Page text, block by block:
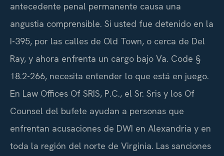
antecedente penal permanente causa una
angustia comprensible. Si usted fue detenido en la
I-395, por las calles de Old Town, o cerca de Del
Ray, y ahora enfrenta un cargo bajo Va. Code §
18.2-266, necesita entender lo que está en juego.
En Law Offices Of SRIS, P.C., el Sr. Sris y los Of
Counsel del bufete ayudan a personas que
enfrentan acusaciones de DWI en Alexandria y en
toda la región del norte de Virginia. Las sanciones